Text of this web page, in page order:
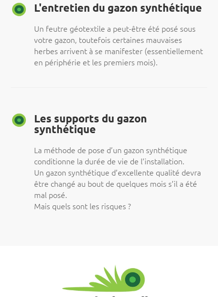
L'entretien du gazon synthétique
Un feutre géotextile a peut-être été posé sous
votre gazon, toutefois certaines mauvaises
herbes arrivent à se manifester (essentiellement
en périphérie et les premiers mois).
Les supports du gazon
synthétique
La méthode de pose d’un gazon synthétique
conditionne la durée de vie de l’installation.
Un gazon synthétique d’excellente qualité devra
être changé au bout de quelques mois s’il a été
mal posé.
Mais quels sont les risques ?